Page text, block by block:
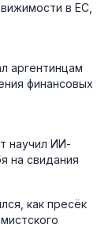
в ЕС,
аргентинцам
финансовых
научил ИИ-
на свидания
как пресёк